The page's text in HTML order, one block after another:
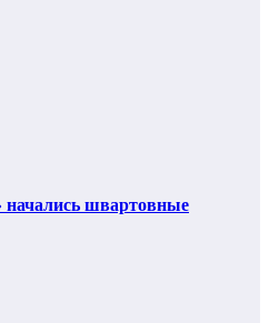
начались швартовные